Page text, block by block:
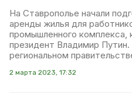
На Ставрополье начали
аренды жилья для
промышленного комплекса,
президент Владимир
региональном
2 марта 2023, 17:32